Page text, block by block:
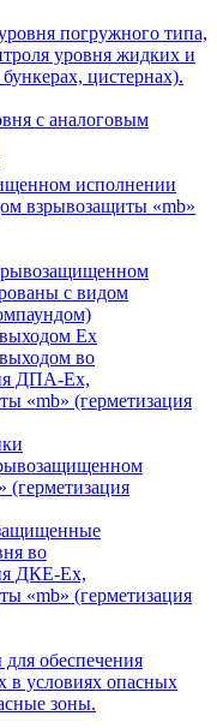
погружного типа,
уровня жидких и
цистернах).
с аналоговым
исполнении
взрывозащиты «mb»
с видом
Ех
во
ДПА-Ех,
«mb» (герметизация
во
ДКЕ-Ех,
«mb» (герметизация
обеспечения
в условиях опасных
зоны.